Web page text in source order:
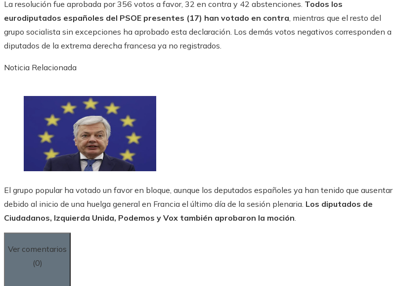
La resolución fue aprobada por 356 votos a favor, 32 en contra y 42 abstenciones. Todos los
eurodiputados españoles del PSOE presentes (17) han votado en contra, mientras que el resto del
grupo socialista sin excepciones ha aprobado esta declaración. Los demás votos negativos corresponden a
diputados de la extrema derecha francesa ya no registrados.
Noticia Relacionada
El grupo popular ha votado un favor en bloque, aunque los deputados españoles ya han tenido que ausentar
debido al inicio de una huelga general en Francia el último día de la sesión plenaria. Los diputados de
Ciudadanos, Izquierda Unida, Podemos y Vox también aprobaron la moción.
Ver comentarios
(0)